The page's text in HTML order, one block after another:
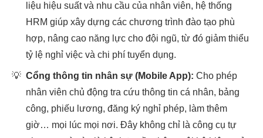
liệu hiệu suất và nhu cầu của nhân viên, hệ thống
HRM giúp xây dựng các chương trình đào tạo phù
hợp, nâng cao năng lực cho đội ngũ, từ đó giảm thiểu
tỷ lệ nghỉ việc và chi phí tuyển dụng.
💡 Cổng thông tin nhân sự (Mobile App): Cho phép
nhân viên chủ động tra cứu thông tin cá nhân, bảng
công, phiếu lương, đăng ký nghỉ phép, làm thêm
giờ… mọi lúc mọi nơi. Đây không chỉ là công cụ tự